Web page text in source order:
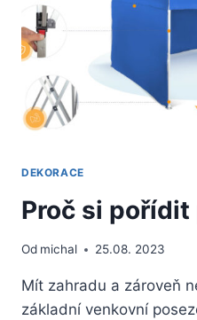
DEKORACE
Proč si
Od michal 25.08. 2023
Mít zahradu a zároveň
základní venkovní